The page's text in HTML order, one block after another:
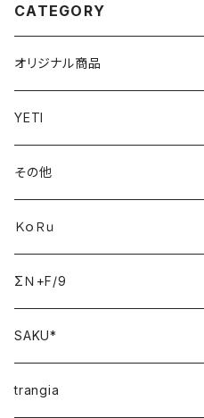
CATEGORY
オリジナル商品
YETI
その他
ＫｏＲｕ
ΣＮ+F/9
SAKU*
trangia